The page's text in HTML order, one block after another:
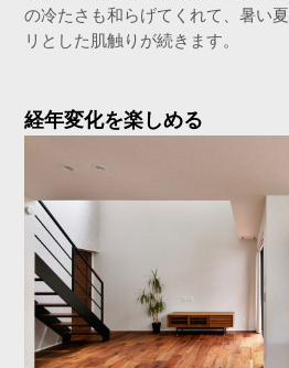
の冷たさも和らげてくれて、暑い
リとした肌触りが続きます。
経年変化を楽しめる